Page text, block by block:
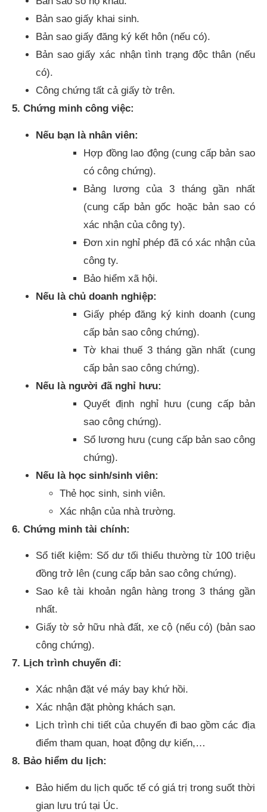
Bản sao giấy khai sinh.
Bản sao giấy đăng ký kết hôn (nếu có).
Bản sao giấy xác nhận tình trạng độc thân (nếu
có).
Công chứng tất cả giấy tờ trên.
5. Chứng minh công việc:
Nếu bạn là nhân viên:
Hợp đồng lao động (cung cấp bản sao
có công chứng).
Bảng lương của 3 tháng gần nhất
(cung cấp bản gốc hoặc bản sao có
xác nhận của công ty).
Đơn xin nghỉ phép đã có xác nhận của
công ty.
Bảo hiểm xã hội.
Nếu là chủ doanh nghiệp:
Giấy phép đăng ký kinh doanh (cung
cấp bản sao công chứng).
Tờ khai thuế 3 tháng gần nhất (cung
cấp bản sao công chứng).
Nếu là người đã nghỉ hưu:
Quyết định nghỉ hưu (cung cấp bản
sao công chứng).
Sổ lương hưu (cung cấp bản sao công
chứng).
Nếu là học sinh/sinh viên:
Thẻ học sinh, sinh viên.
Xác nhận của nhà trường.
6. Chứng minh tài chính:
Sổ tiết kiệm: Số dư tối thiểu thường từ 100 triệu
đồng trở lên (cung cấp bản sao công chứng).
Sao kê tài khoản ngân hàng trong 3 tháng gần
nhất.
Giấy tờ sở hữu nhà đất, xe cộ (nếu có) (bản sao
công chứng).
7. Lịch trình chuyến đi:
Xác nhận đặt vé máy bay khứ hồi.
Xác nhận đặt phòng khách sạn.
Lịch trình chi tiết của chuyến đi bao gồm các địa
điểm tham quan, hoạt động dự kiến,…
8. Bảo hiểm du lịch:
Bảo hiểm du lịch quốc tế có giá trị trong suốt thời
gian lưu trú tại Úc.